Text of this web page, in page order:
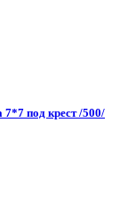
под крест /500/